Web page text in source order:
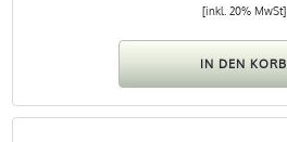
[inkl. 20% MwSt]